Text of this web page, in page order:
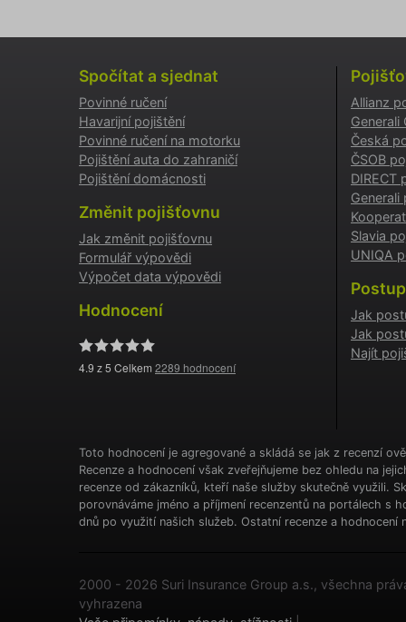
Spočítat a sjednat
Povinné ručení
Havarijní pojištění
Povinné ručení na motorku
Pojištění auta do zahraničí
Pojištění domácnosti
Změnit pojišťovnu
Jak změnit pojišťovnu
Formulář výpovědi
Výpočet data výpovědi
Hodnocení
4.9 z 5 Celkem 2289 hodnocení
Allianz
Generali
Česká
ČSOB
DIRECT
Generali
Slavia
UNIQA
Jak
Jak
Najít
Toto hodnocení je agregované a skládá se jak z recenzí
Recenze a hodnocení však zveřejňujeme bez ohledu na
recenze od zákazníků, kteří naše služby skutečně využili.
porovnáváme jméno a příjmení recenzentů na portálech s
dnů po využití našich služeb. Ostatní recenze a
2000 - 2026 Suri Insurance Group a.s., všechna
vyhrazena
cookies